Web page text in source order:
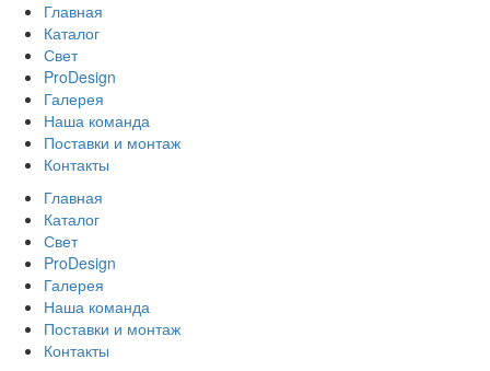
Главная
Каталог
Свет
ProDesign
Галерея
Наша команда
Поставки и монтаж
Контакты
Главная
Каталог
Свет
ProDesign
Галерея
Наша команда
Поставки и монтаж
Контакты